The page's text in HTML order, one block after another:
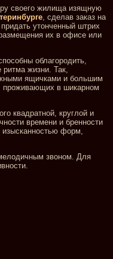
своего жилища изящную
, сделав заказ на
утонченный штрих
их в офисе или
облагородить,
жизни. Так,
ящичками и большим
проживающих в шикарном
квадратной, круглой и
времени и бренности
форм,
звоном. Для